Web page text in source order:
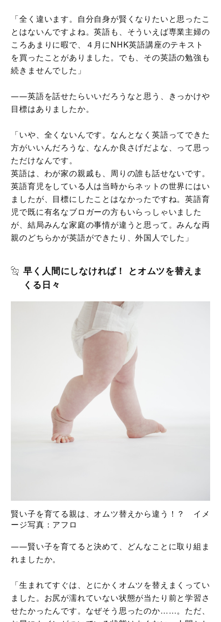
「全く違います。自分自身が賢くなりたいと思ったこ
とはないんですよね。英語も、そういえば専業主婦の
ころあまりに暇で、４月にNHK英語講座のテキスト
を買ったことがありました。でも、その英語の勉強も
続きませんでした」
――英語を話せたらいいだろうなと思う、きっかけや
目標はありましたか。
「いや、全くないんです。なんとなく英語ってできた
方がいいんだろうな、なんか良さげだよな、って思っ
ただけなんです。
英語は、わが家の親戚も、周りの誰も話せないです。
英語育児をしている人は当時からネットの世界にはい
ましたが、目標にしたことはなかったですね。英語育
児で既に有名なブロガーの方もいらっしゃいました
が、結局みんな家庭の事情が違うと思って。みんな両
親のどちらかが英語ができたり、外国人でした」
早く人間にしなければ！ とオムツを替えま
くる日々
賢い子を育てる親は、オムツ替えから違う！？ イメ
ージ写真：アフロ
――賢い子を育てると決めて、どんなことに取り組ま
れましたか。
「生まれてすぐは、とにかくオムツを替えまくってい
ました。お尻が濡れていない状態が当たり前と学習さ
せたかったんです。なぜそう思ったのか……。ただ、